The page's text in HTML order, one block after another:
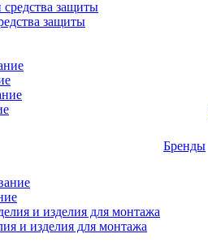
защиты
и изделия для монтажа
Бренды